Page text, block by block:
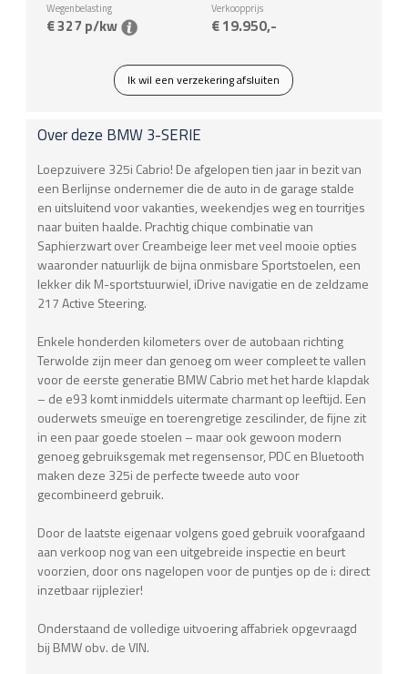
Wegenbelasting
€ 327 p/kw
Verkoopprijs
€ 19.950,-
Ik wil een verzekering afsluiten
Over deze BMW3-SERIE
Loepzuivere 325i Cabrio! De afgelopen tien jaar in bezit van
een Berlijnse ondernemer die de auto in de garage stalde
en uitsluitend voor vakanties, weekendjes weg en tourritjes
naar buiten haalde. Prachtig chique combinatie van
Saphierzwart over Creambeige leer met veel mooie opties
waaronder natuurlijk de bijna onmisbare Sportstoelen, een
lekker dik M-sportstuurwiel, iDrive navigatie en de zeldzame
217 Active Steering.
Enkele honderden kilometers over de autobaan richting
Terwolde zijn meer dan genoeg om weer compleet te vallen
voor de eerste generatie BMW Cabrio met het harde klapdak
– de e93 komt inmiddels uitermate charmant op leeftijd. Een
ouderwets smeuïge en toerengretige zescilinder, de fijne zit
in een paar goede stoelen – maar ook gewoon modern
genoeg gebruiksgemak met regensensor, PDC en Bluetooth
maken deze 325i de perfecte tweede auto voor
gecombineerd gebruik.
Door de laatste eigenaar volgens goed gebruik voorafgaand
aan verkoop nog van een uitgebreide inspectie en beurt
voorzien, door ons nagelopen voor de puntjes op de i: direct
inzetbaar rijplezier!
Onderstaand de volledige uitvoering affabriek opgevraagd
bij BMW obv. de VIN.